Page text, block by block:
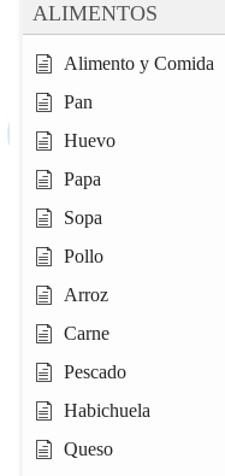
ALIMENTOS
Alimento y Comida
Pan
Huevo
Papa
Sopa
Pollo
Arroz
Carne
Pescado
Habichuela
Queso